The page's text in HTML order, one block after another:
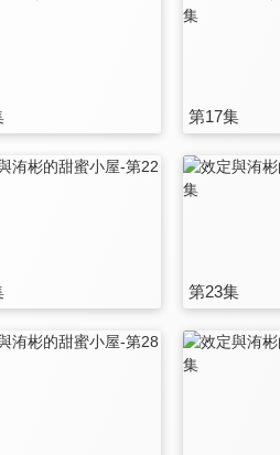
第17集
第23集